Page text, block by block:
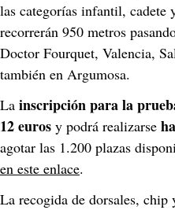
las categorías infantil, cadete
recorrerán 950 metros
Doctor Fourquet, Valencia,
también en Argumosa.
La inscripción para la
12 euros y podrá realizarse
agotar las 1.200 plazas
en este enlace.
La recogida de dorsales, chip